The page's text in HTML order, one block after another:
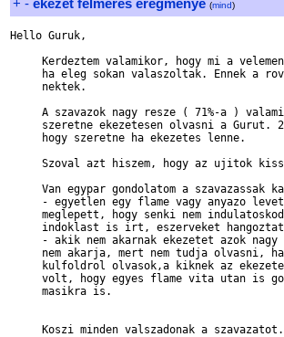
+ - ekezet felmeres eregmenye (mind)
Hello Guruk,
Kerdeztem valamikor, hogy mi a
ha eleg sokan valaszoltak. Ennek a
     nektek.
A szavazok nagy resze ( 71%-a )
szeretne ekezetesen olvasni a Gurut.
     hogy szeretne ha ekezetes lenne.
Szoval azt hiszem, hogy az ujitok
Van egypar gondolatom a szavazassak
- egyetlen egy flame vagy anyazo
meglepett, hogy senki nem
indoklast is irt, eszerveket
- akik nem akarnak ekezetet azok nagy
nem akarja, mert nem tudja olvasni,
kulfoldrol olvasok,a kiknek az
volt, hogy egyes flame vita utan is
     masikra is.
     Koszi minden valszadonak a szavazatot.